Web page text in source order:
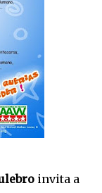
invita a